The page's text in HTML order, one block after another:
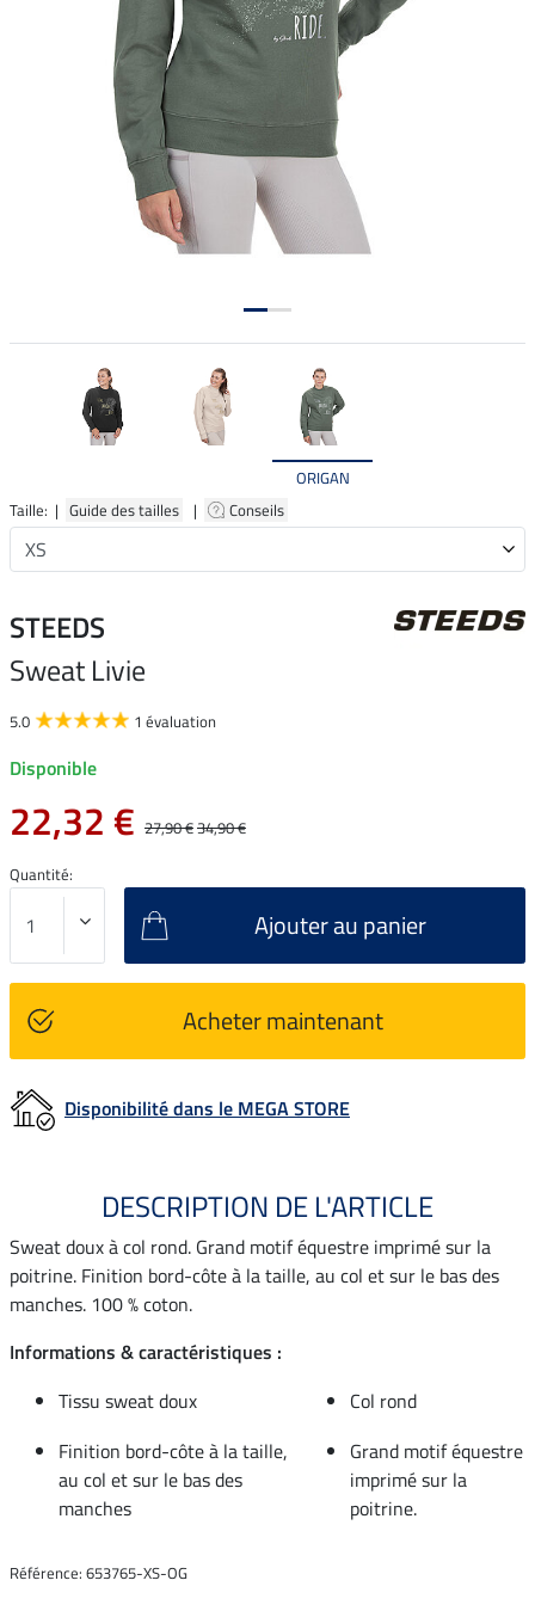
ORIGAN
Taille: | Guide des tailles | Conseils
STEEDS
Sweat Livie
5.0 1 évaluation
Disponible
22,32 € 27,90 €34,90 €
Quantité:
Ajouter au panier
Acheter maintenant
Disponibilité dans le MEGA STORE
DESCRIPTION DE L'ARTICLE
Sweat doux à col rond. Grand motif équestre imprimé sur la
poitrine. Finition bord-côte à la taille, au col et sur le bas des
manches. 100 % coton.
Informations & caractéristiques :
Tissu sweat doux
Col rond
Finition bord-côte à la taille,
au col et sur le bas des
manches
Grand motif équestre
imprimé sur la
poitrine.
Référence: 653765-XS-OG